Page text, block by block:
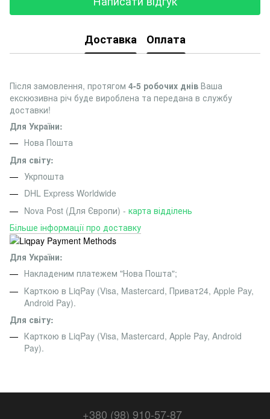
Доставка Оплата
Після замовлення, протягом 4-5 робочих днів Ваша
екскюзивна річ буде вироблена та передана в службу
доставки!
Для України:
Нова Пошта
Для світу:
Укрпошта
DHL Express Worldwide
Nova Post (Для Європи) - карта відділень
Більше інформації про доставку
Для України:
Накладеним платежем "Нова Пошта";
Карткою в LiqPay (Visa, Mastercard, Приват24, Apple Pay,
Android Pay).
Для світу:
Карткою в LiqPay (Visa, Mastercard, Apple Pay, Android
Pay).
+380 (98) 910-57-87